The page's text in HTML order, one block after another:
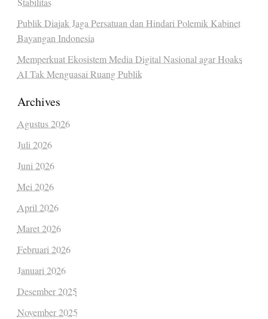
Publik Diajak Jaga Persatuan dan Hindari Polemik Kabinet
Bayangan Indonesia
Memperkuat Ekosistem Media Digital Nasional agar Hoaks
AI Tak Menguasai Ruang Publik
Archives
Agustus 2026
Juli 2026
Juni 2026
Mei 2026
April 2026
Maret 2026
Februari 2026
Januari 2026
Desember 2025
November 2025